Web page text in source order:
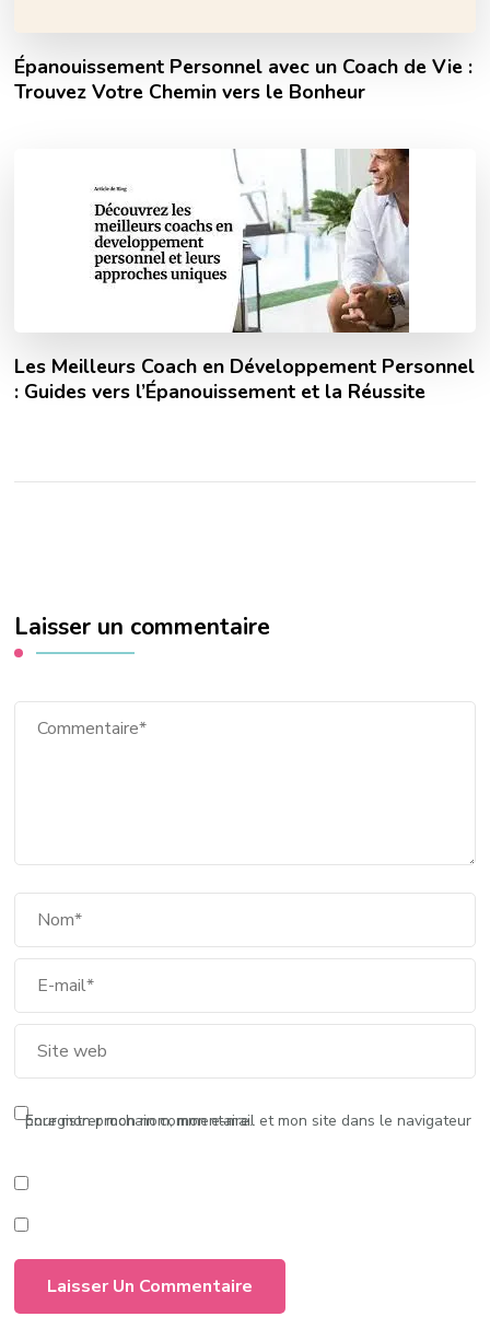
Épanouissement Personnel avec un Coach de Vie :
Trouvez Votre Chemin vers le Bonheur
Les Meilleurs Coach en Développement Personnel
: Guides vers l’Épanouissement et la Réussite
Laisser un commentaire
Enregistrer mon nom, mon e-mail et mon site dans le navigateur pour mon prochain commentaire.